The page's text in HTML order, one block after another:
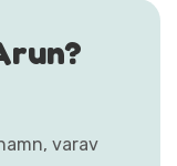
varav